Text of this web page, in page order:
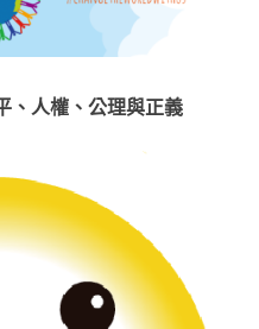
、人權、公理與正義